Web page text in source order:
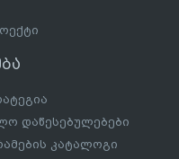
დაწესებულებები
კატალოგი